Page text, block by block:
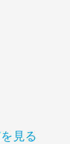
見る